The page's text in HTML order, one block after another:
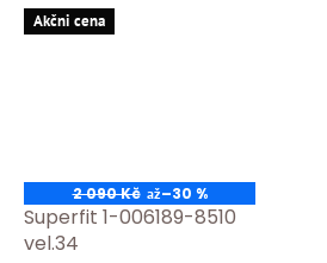
Akčni cena
2 090 Kč až–30 %
Superfit 1-006189-8510
vel.34